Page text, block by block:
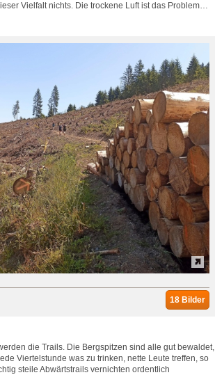
Vielfalt nichts. Die trockene Luft ist das Problem…
18 Bilder
die Trails. Die Bergspitzen sind alle gut bewaldet,
Viertelstunde was zu trinken, nette Leute treffen, so
steile Abwärtstrails vernichten ordentlich